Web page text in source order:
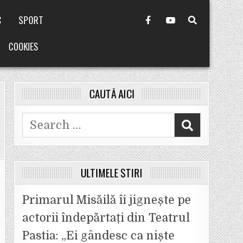
SPORT
COOKIES
CAUTĂ AICI
Search
for:
ULTIMELE ȘTIRI
Primarul Misăilă îi jignește pe
actorii îndepărtați din Teatrul
Pastia: „Ei gândesc ca niște